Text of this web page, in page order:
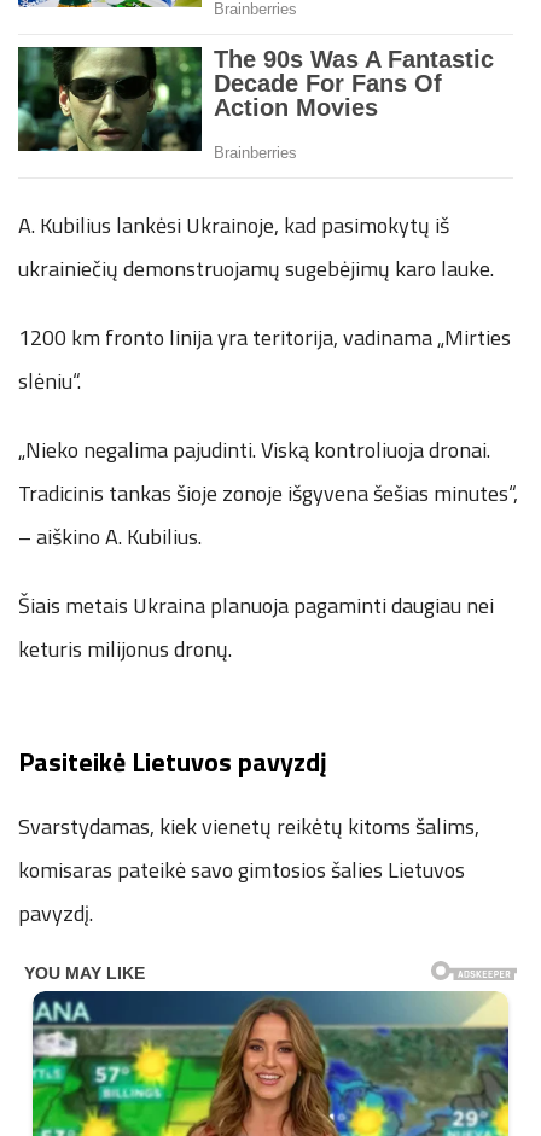
A. Kubilius lankėsi Ukrainoje, kad pasimokytų iš
ukrainiečių demonstruojamų sugebėjimų karo lauke.
1200 km fronto linija yra teritorija, vadinama „Mirties
slėniu“.
„Nieko negalima pajudinti. Viską kontroliuoja dronai.
Tradicinis tankas šioje zonoje išgyvena šešias minutes“,
– aiškino A. Kubilius.
Šiais metais Ukraina planuoja pagaminti daugiau nei
keturis milijonus dronų.
Pasiteikė Lietuvos pavyzdį
Svarstydamas, kiek vienetų reikėtų kitoms šalims,
komisaras pateikė savo gimtosios šalies Lietuvos
pavyzdį.